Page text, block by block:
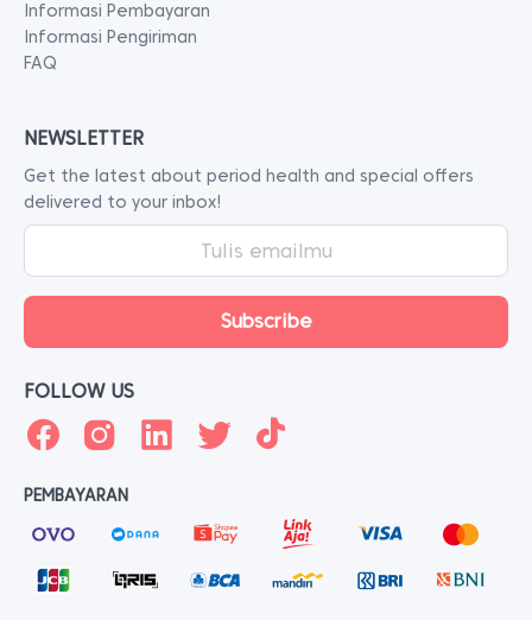
Informasi Pembayaran
Informasi Pengiriman
FAQ
NEWSLETTER
Get the latest about period health and special offers
delivered to your inbox!
FOLLOW US
PEMBAYARAN